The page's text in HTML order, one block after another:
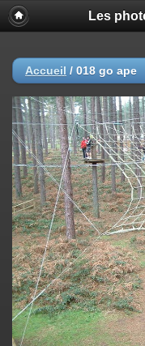
Les
Accueil / 018 go ape